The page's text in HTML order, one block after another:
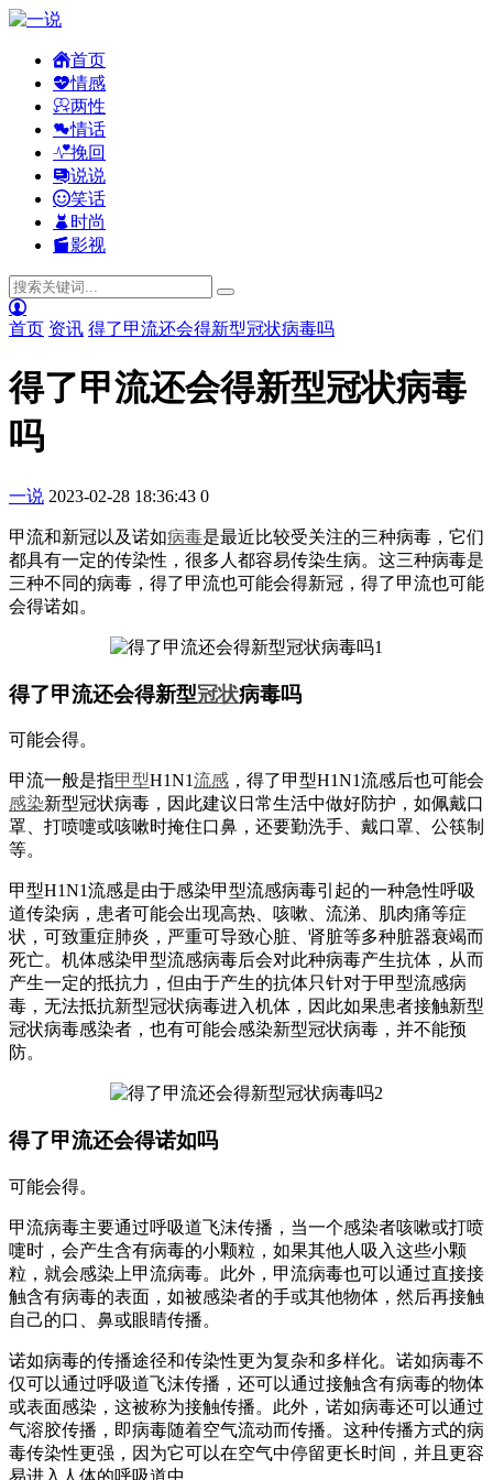
首页
情感
两性
情话
挽回
说说
笑话
时尚
影视
首页 资讯 得了甲流还会得新型冠状病毒吗
得了甲流还会得新型冠状病毒
吗
一说 2023-02-28 18:36:43 0
甲流和新冠以及诺如病毒是最近比较受关注的三种病毒，它们
都具有一定的传染性，很多人都容易传染生病。这三种病毒是
三种不同的病毒，得了甲流也可能会得新冠，得了甲流也可能
会得诺如。
得了甲流还会得新型冠状病毒吗
可能会得。
甲流一般是指甲型H1N1流感 ，得了甲型H1N1流感后也可能会
感染新型冠状病毒，因此建议日常生活中做好防护，如佩戴口
罩、打喷嚏或咳嗽时掩住口鼻，还要勤洗手、戴口罩、公筷制
等。
甲型H1N1流感是由于感染甲型流感病毒引起的一种急性呼吸
道传染病，患者可能会出现高热、咳嗽、流涕、肌肉痛等症
状，可致重症肺炎，严重可导致心脏、肾脏等多种脏器衰竭而
死亡。机体感染甲型流感病毒后会对此种病毒产生抗体，从而
产生一定的抵抗力，但由于产生的抗体只针对于甲型流感病
毒，无法抵抗新型冠状病毒进入机体，因此如果患者接触新型
冠状病毒感染者，也有可能会感染新型冠状病毒，并不能预
防。
得了甲流还会得诺如吗
可能会得。
甲流病毒主要通过呼吸道飞沫传播，当一个感染者咳嗽或打喷
嚏时，会产生含有病毒的小颗粒，如果其他人吸入这些小颗
粒，就会感染上甲流病毒。此外，甲流病毒也可以通过直接接
触含有病毒的表面，如被感染者的手或其他物体，然后再接触
自己的口、鼻或眼睛传播。
诺如病毒的传播途径和传染性更为复杂和多样化。诺如病毒不
仅可以通过呼吸道飞沫传播，还可以通过接触含有病毒的物体
或表面感染，这被称为接触传播。此外，诺如病毒还可以通过
气溶胶传播，即病毒随着空气流动而传播。这种传播方式的病
毒传染性更强，因为它可以在空气中停留更长时间，并且更容
易进入人体的呼吸道中。